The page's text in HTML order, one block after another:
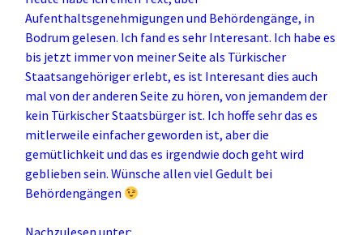
Aufenthaltsgenehmigungen und Behördengänge, in
Bodrum gelesen. Ich fand es sehr Interesant. Ich habe es
bis jetzt immer von meiner Seite als Türkischer
Staatsangehöriger erlebt, es ist Interesant dies auch
mal von der anderen Seite zu hören, von jemandem der
kein Türkischer Staatsbürger ist. Ich hoffe sehr das es
mitlerweile einfacher geworden ist, aber die
gemütlichkeit und das es irgendwie doch geht wird
geblieben sein. Wünsche allen viel Gedult bei
Behördengängen
Nachzulesen unter: